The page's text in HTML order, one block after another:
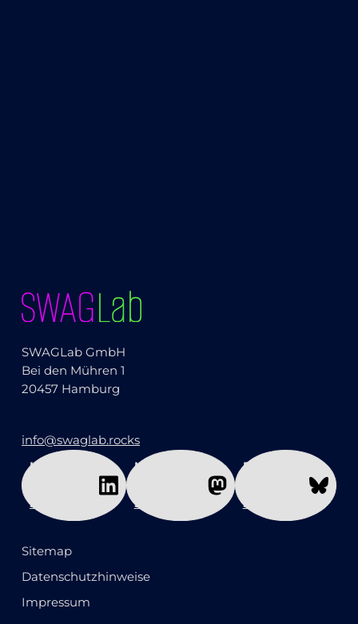
SWAGLab GmbH
Bei den Mühren 1
20457 Hamburg
info@swaglab.rocks
LinkedIn
SWAGLab
Mastodon
SWAGLab
Bluesky
SWAGLab
Sitemap
Datenschutzhinweise
Impressum